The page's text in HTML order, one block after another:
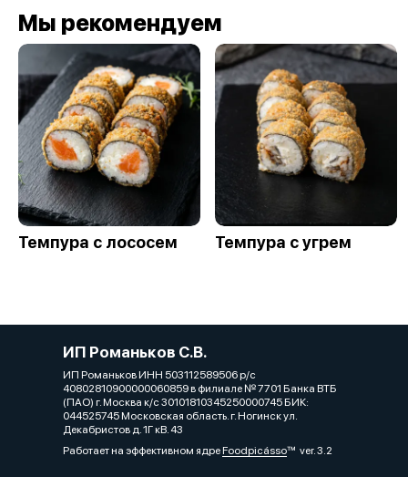
Мы рекомендуем
Темпура с лососем Темпура с угрем
ИП Романьков С.В.
ИП Романьков ИНН 503112589506 р/с
40802810900000060859 в филиале № 7701 Банка ВТБ
(ПАО) г. Москва к/с 30101810345250000745 БИК:
044525745 Московская область. г. Ногинск ул.
Декабристов д. 1Г кВ. 43
Работает на эффективном ядреFoodpicássover. 3.2